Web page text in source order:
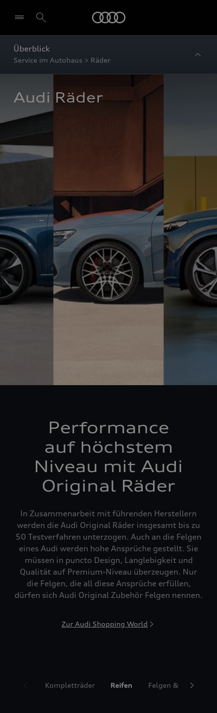
Überblick
Service im Autohaus > Räder
Audi Räder
Performance
auf höchstem
Niveau mit Audi
Original Räder
In Zusammenarbeit mit führenden Herstellern
werden die Audi Original Räder insgesamt bis zu
50 Testverfahren unterzogen. Auch an die Felgen
eines Audi werden hohe Ansprüche gestellt. Sie
müssen in puncto Design, Langlebigkeit und
Qualität auf Premium-Niveau überzeugen. Nur
die Felgen, die all diese Ansprüche erfüllen,
dürfen sich Audi Original Zubehör Felgen nennen.
Zur Audi Shopping World
Kompletträder Reifen Felgen &